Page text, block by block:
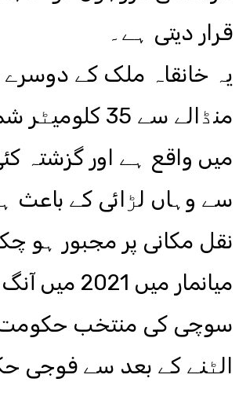
قرار دیتی ہے۔
یہ خانقاہ ملک کے
منڈالے سے 35
میں واقع ہے اور گزشتہ
سے وہاں لڑائی کے باعث
نقل مکانی پر مجبور ہو
میانمار میں 2021
سوچی کی منتخب حکومت
الٹنے کے بعد سے فوجی